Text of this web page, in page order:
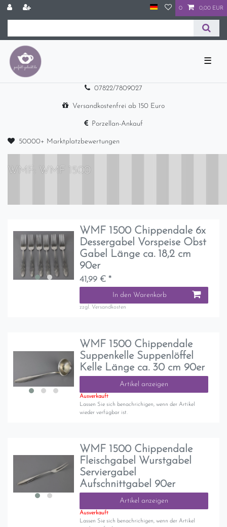
0 0,00 EUR
☰
07822/7809027
Versandkostenfrei ab 150 Euro
Porzellan-Ankauf
50000+ Marktplatzbewertungen
WMF: WMF 1500
WMF 1500 Chippendale 6x
Dessergabel Vorspeise Obst
Gabel Länge ca. 18,2 cm
90er
41,99 € *
In den Warenkorb
zzgl. Versandkosten
WMF 1500 Chippendale
Suppenkelle Suppenlöffel
Kelle Länge ca. 30 cm 90er
Artikel anzeigen
Ausverkauft
Lassen Sie sich benachrichigen, wenn der Artikel
wieder verfügbar ist.
WMF 1500 Chippendale
Fleischgabel Wurstgabel
Serviergabel
Aufschnittgabel 90er
Artikel anzeigen
Ausverkauft
Lassen Sie sich benachrichigen, wenn der Artikel